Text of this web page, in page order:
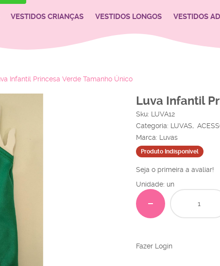
VESTIDOS CRIANÇAS VESTIDOS LONGOS VESTIDOS
Infantil Princesa Verde Tamanho Único
Luva Infantil
Sku: LUVA12
Categoria: LUVAS
Marca: Luvas
Produto Indisponível
Seja o primeira a avaliar!
Unidade: un
Fazer Login